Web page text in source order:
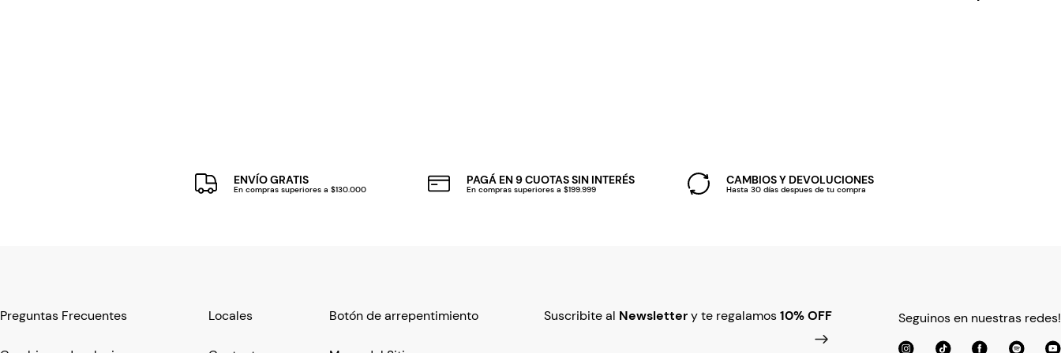
ENVÍO GRATIS
En compras superiores a $130.000
PAGÁ EN 9 CUOTAS SIN INTERÉS
En compras superiores a $199.999
CAMBIOS Y DEVOLUCIONES
Hasta 30 días despues de tu compra
Preguntas Frecuentes Locales Botón de arrepentimiento Suscribite al Newslettery te regalamos10% OFF Seguinos en nuestras redes!